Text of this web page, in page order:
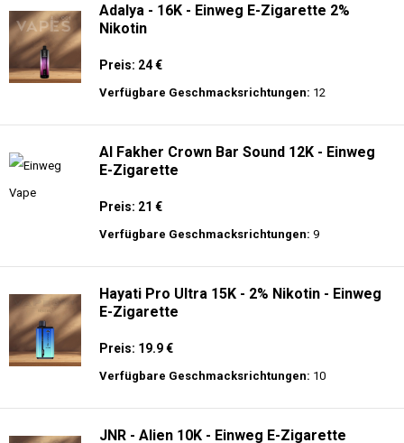
Adalya - 16K - Einweg E-Zigarette 2%
Nikotin
Preis: 24 €
Verfügbare Geschmacksrichtungen: 12
Al Fakher Crown Bar Sound 12K - Einweg
E-Zigarette
Preis: 21 €
Verfügbare Geschmacksrichtungen: 9
Hayati Pro Ultra 15K - 2% Nikotin - Einweg
E-Zigarette
Preis: 19.9 €
Verfügbare Geschmacksrichtungen: 10
JNR - Alien 10K - Einweg E-Zigarette